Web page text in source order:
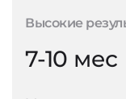
Высокие
7-10 мес